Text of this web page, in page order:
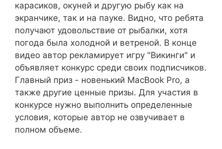
карасиков, окуней и другую рыбу как на
экранчике, так и на пауке. Видно, что ребята
получают удовольствие от рыбалки, хотя
погода была холодной и ветреной. В конце
видео автор рекламирует игру "Викинги" и
объявляет конкурс среди своих подписчиков.
Главный приз - новенький MacBook Pro, а
также другие ценные призы. Для участия в
конкурсе нужно выполнить определенные
условия, которые автор не озвучивает в
полном объеме.